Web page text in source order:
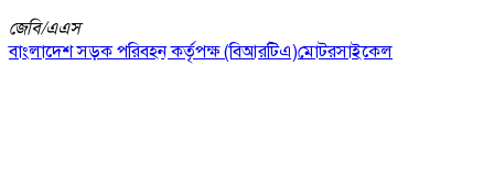
জেবি/এএস
বাংলাদেশ সড়ক পরিবহন কর্তৃপক্ষ (বিআরটিএ)মোটরসাইকেল